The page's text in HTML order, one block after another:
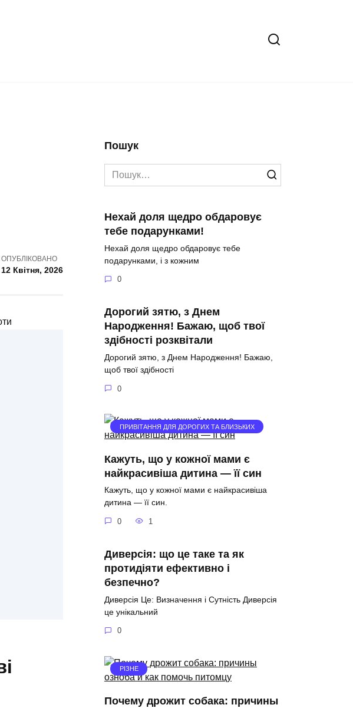
ОПУБЛІКОВАНО
12 Квітня, 2026
Пошук
Search
for:
Нехай доля щедро обдаровує
тебе подарунками!
Нехай доля щедро обдаровує тебе
подарунками, і з кожним
0
Дорогий зятю, з Днем
Народження! Бажаю, щоб твої
здібності розквітали
Дорогий зятю, з Днем Народження! Бажаю,
щоб твої здібності
0
ПРИВІТАННЯ ДЛЯ ДОРОГИХ ТА БЛИЗЬКИХ
Кажуть, що у кожної мами є
найкрасивіша дитина — її син
Кажуть, що у кожної мами є найкрасивіша
дитина — її син.
0 1
Диверсія: що це таке та як
протидіяти ефективно і
безпечно?
Диверсія Це: Визначення і Сутність Диверсія
це унікальний
0
РІЗНЕ
Почему дрожит собака: причины